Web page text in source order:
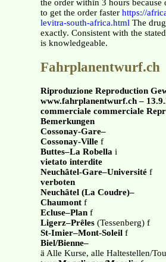
the order within 3 hours
to get the order faster https://
levitra-south-africa.html The
exactly. Consistent with the
is knowledgeable.
Fahrplanentwurf.ch
Riproduzione Reproduction
www.fahrplanentwurf.ch –
commerciale commerciale
Bemerkungen
Cossonay-Gare–
Cossonay-Ville f
Buttes–La Robella i
vietato interdite
Neuchâtel-Gare–Université f
verboten
Neuchâtel (La Coudre)–
Chaumont f
Ecluse–Plan f
Ligerz–Prêles (Tessenberg) f
St-Imier–Mont-Soleil f
Biel/Bienne–
ä Alle Kurse, alle Haltestellen/